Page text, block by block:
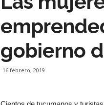
gobierno
16 febrero, 2019